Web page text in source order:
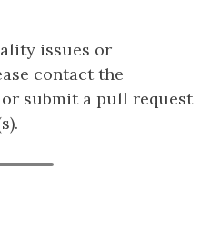
issues or
contact the
submit a pull request